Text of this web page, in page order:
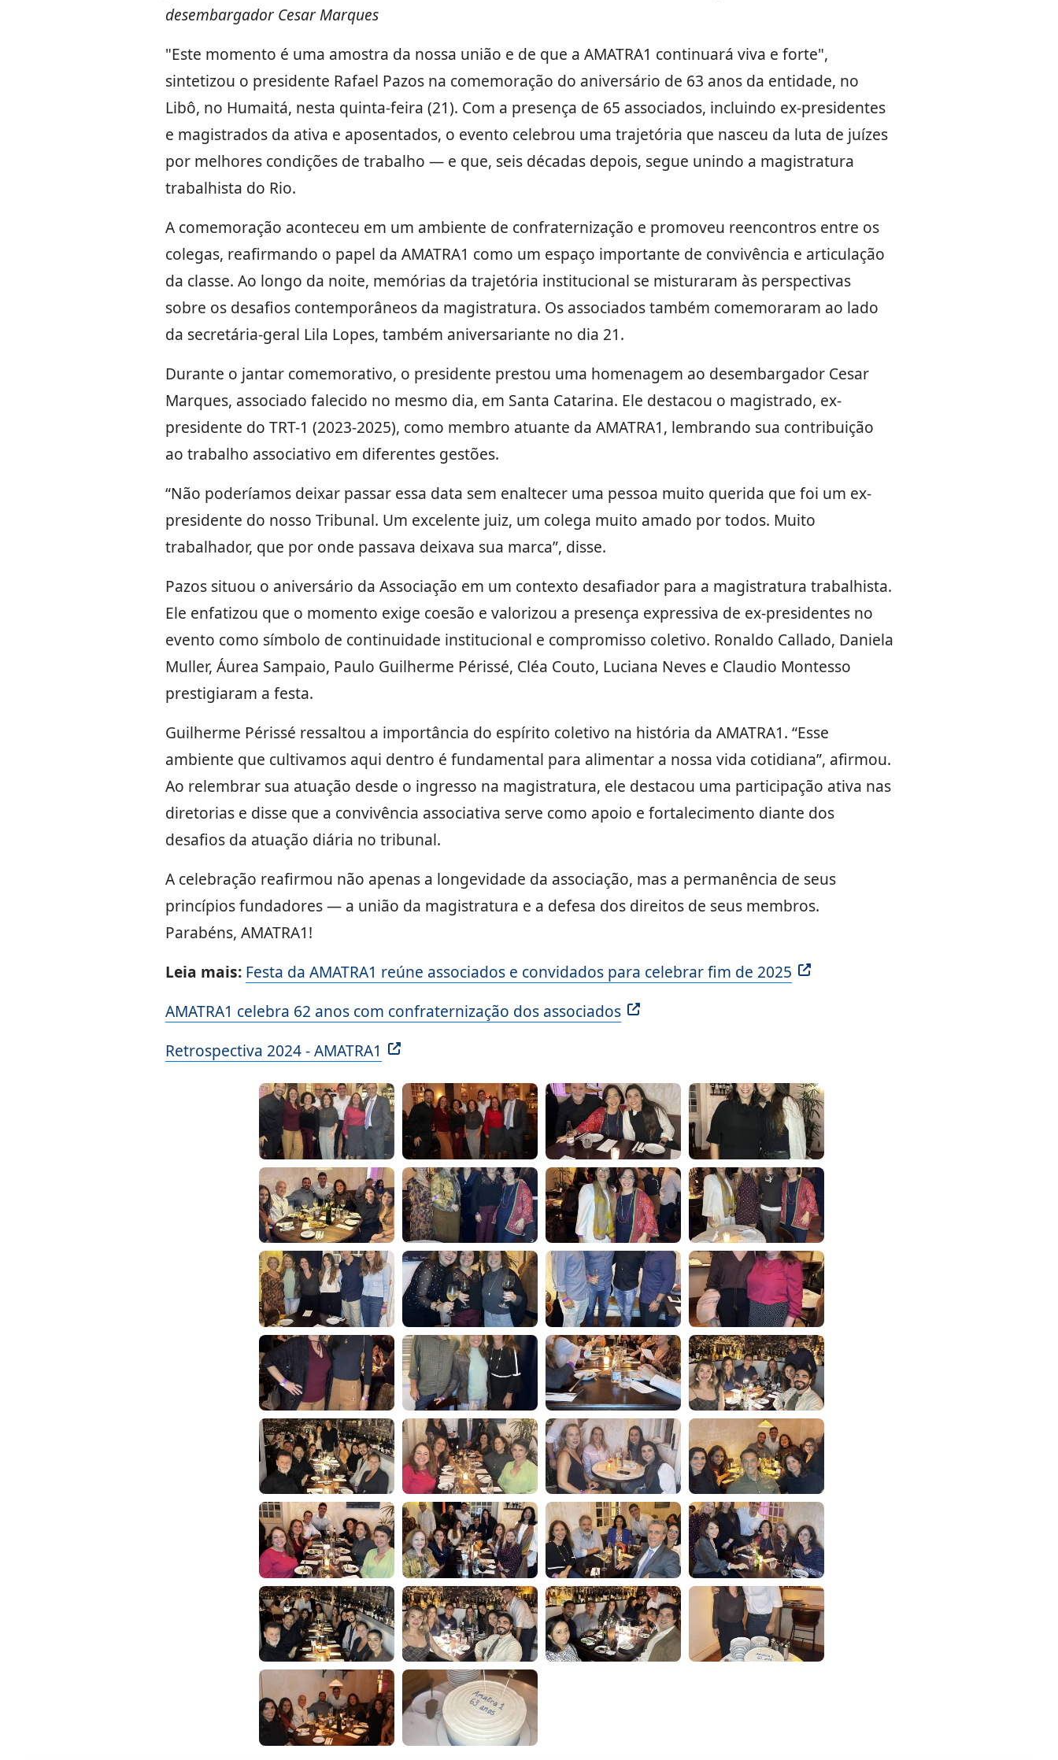
desembargador Cesar Marques
"Este momento é uma amostra da nossa união e de que a AMATRA1 continuará viva e forte",
sintetizou o presidente Rafael Pazos na comemoração do aniversário de 63 anos da entidade, no
Libô, no Humaitá, nesta quinta-feira (21). Com a presença de 65 associados, incluindo ex-presidentes
e magistrados da ativa e aposentados, o evento celebrou uma trajetória que nasceu da luta de juízes
por melhores condições de trabalho — e que, seis décadas depois, segue unindo a magistratura
trabalhista do Rio.
A comemoração aconteceu em um ambiente de confraternização e promoveu reencontros entre os
colegas, reafirmando o papel da AMATRA1 como um espaço importante de convivência e articulação
da classe. Ao longo da noite, memórias da trajetória institucional se misturaram às perspectivas
sobre os desafios contemporâneos da magistratura. Os associados também comemoraram ao lado
da secretária-geral Lila Lopes, também aniversariante no dia 21.
Durante o jantar comemorativo, o presidente prestou uma homenagem ao desembargador Cesar
Marques, associado falecido no mesmo dia, em Santa Catarina. Ele destacou o magistrado, ex-
presidente do TRT-1 (2023-2025), como membro atuante da AMATRA1, lembrando sua contribuição
ao trabalho associativo em diferentes gestões.
“Não poderíamos deixar passar essa data sem enaltecer uma pessoa muito querida que foi um ex-
presidente do nosso Tribunal. Um excelente juiz, um colega muito amado por todos. Muito
trabalhador, que por onde passava deixava sua marca”, disse.
Pazos situou o aniversário da Associação em um contexto desafiador para a magistratura trabalhista.
Ele enfatizou que o momento exige coesão e valorizou a presença expressiva de ex-presidentes no
evento como símbolo de continuidade institucional e compromisso coletivo. Ronaldo Callado, Daniela
Muller, Áurea Sampaio, Paulo Guilherme Périssé, Cléa Couto, Luciana Neves e Claudio Montesso
prestigiaram a festa.
Guilherme Périssé ressaltou a importância do espírito coletivo na história da AMATRA1. “Esse
ambiente que cultivamos aqui dentro é fundamental para alimentar a nossa vida cotidiana”, afirmou.
Ao relembrar sua atuação desde o ingresso na magistratura, ele destacou uma participação ativa nas
diretorias e disse que a convivência associativa serve como apoio e fortalecimento diante dos
desafios da atuação diária no tribunal.
A celebração reafirmou não apenas a longevidade da associação, mas a permanência de seus
princípios fundadores — a união da magistratura e a defesa dos direitos de seus membros.
Parabéns, AMATRA1!
Leia mais: Festa da AMATRA1 reúne associados e convidados para celebrar fim de 2025
AMATRA1 celebra 62 anos com confraternização dos associados
Retrospectiva 2024 - AMATRA1